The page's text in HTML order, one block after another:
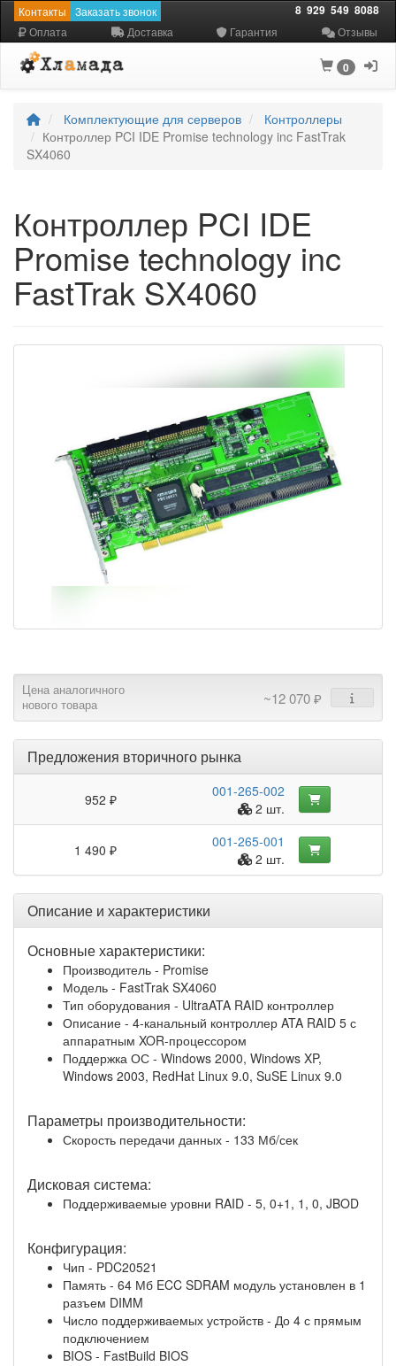
Контакты Заказать звонок 8 929 549 8088
Оплата Доставка Гарантия Отзывы
0
Комплектующие для серверов
Контроллеры
Контроллер PCI IDE Promise technology inc FastTrak
SX4060
Контроллер PCI IDE
Promise technology inc
FastTrak SX4060
Цена аналогичного
нового товара
~12 070 ₽
Предложения вторичного рынка
952 ₽
001-265-002
2 шт.
1 490 ₽
001-265-001
2 шт.
Описание и характеристики
Основные характеристики:
Производитель - Promise
Модель - FastTrak SX4060
Тип оборудования - UltraATA RAID контроллер
Описание - 4-канальный контроллер ATA RAID 5 с
аппаратным XOR-процессором
Поддержка ОС - Windows 2000, Windows XP,
Windows 2003, RedHat Linux 9.0, SuSE Linux 9.0
Параметры производительности:
Скорость передачи данных - 133 Мб/сек
Дисковая система:
Поддерживаемые уровни RAID - 5, 0+1, 1, 0, JBOD
Конфигурация:
Чип - PDC20521
Память - 64 Мб ECC SDRAM модуль установлен в 1
разъем DIMM
Число поддерживаемых устройств - До 4 с прямым
подключением
BIOS - FastBuild BIOS